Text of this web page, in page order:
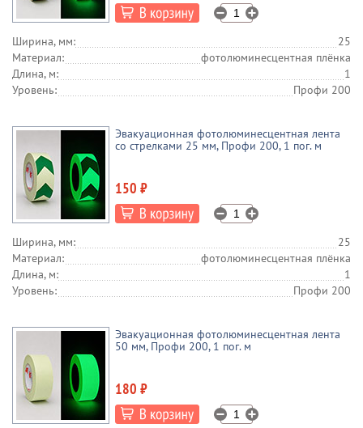
Ширина, мм:
25
Материал:
фотолюминесцентная плёнка
Длина, м:
1
Уровень:
Профи 200
Эвакуационная фотолюминесцентная лента
со стрелками 25 мм, Профи 200, 1 пог. м
150 ₽
Ширина, мм:
25
Материал:
фотолюминесцентная плёнка
Длина, м:
1
Уровень:
Профи 200
Эвакуационная фотолюминесцентная лента
50 мм, Профи 200, 1 пог. м
180 ₽